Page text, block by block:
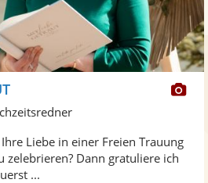
Liebe in einer Freien Trauung
zelebrieren? Dann gratuliere ich
...